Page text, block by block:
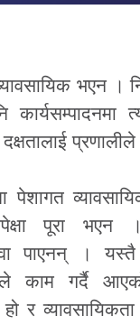
भएन ।
कार्यसम्पादनमा
दक्षतालाई
पेशागत
पूरा भएन
पाएनन् ।
काम गर्दै
र